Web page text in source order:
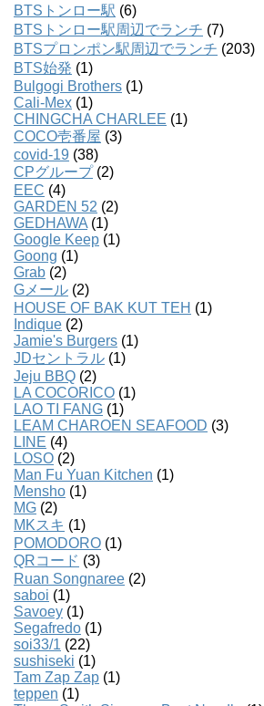
BTSトンロー駅 (6)
BTSトンロー駅周辺でランチ (7)
BTSプロンポン駅周辺でランチ (203)
BTS始発 (1)
Bulgogi Brothers (1)
Cali-Mex (1)
CHINGCHA CHARLEE (1)
COCO壱番屋 (3)
covid-19 (38)
CPグループ(2)
EEC (4)
GARDEN 52 (2)
GEDHAWA (1)
Google Keep (1)
Goong (1)
Grab (2)
Gメール (2)
HOUSE OF BAK KUT TEH (1)
Indique (2)
Jamie's Burgers (1)
JDセントラル (1)
Jeju BBQ (2)
LA COCORICO (1)
LAO TI FANG (1)
LEAM CHAROEN SEAFOOD (3)
LINE (4)
LOSO (2)
Man Fu Yuan Kitchen (1)
Mensho (1)
MG (2)
MKスキ (1)
POMODORO (1)
QRコード (3)
Ruan Songnaree (2)
saboi (1)
Savoey (1)
Segafredo (1)
soi33/1 (22)
sushiseki (1)
Tam Zap Zap (1)
teppen (1)